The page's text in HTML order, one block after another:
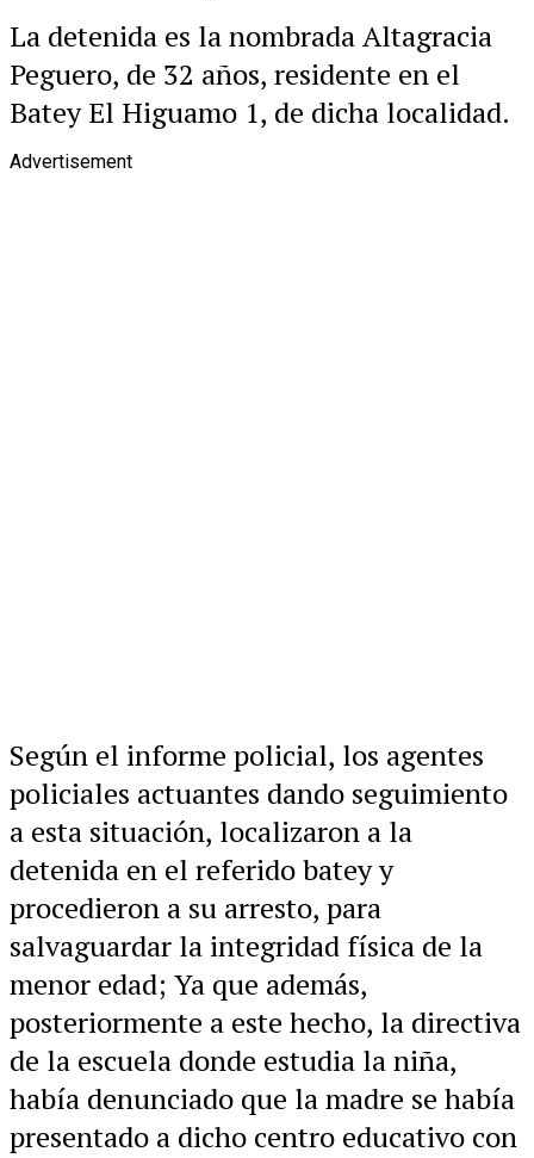
La detenida es la nombrada Altagracia
Peguero, de 32 años, residente en el
Batey El Higuamo 1, de dicha localidad.
Advertisement
Según el informe policial, los agentes
policiales actuantes dando seguimiento
a esta situación, localizaron a la
detenida en el referido batey y
procedieron a su arresto, para
salvaguardar la integridad física de la
menor edad; Ya que además,
posteriormente a este hecho, la directiva
de la escuela donde estudia la niña,
había denunciado que la madre se había
presentado a dicho centro educativo con